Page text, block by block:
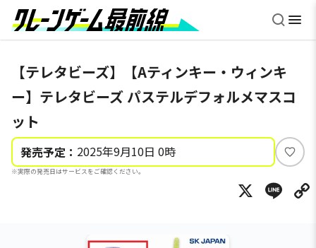
【テレタビーズ】【Aティンキー・ウィンキ
ー】テレタビーズ パステルデフォルメマスコ
ット
発売予定： 2025年9月10日 0時
※実際の発売日はサービスをご確認ください。
い
ね
X